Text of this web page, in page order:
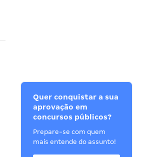
Quer conquistar a sua
aprovação em
concursos públicos?
Prepare-se com quem
mais entende do assunto!